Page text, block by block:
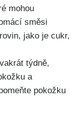
mohou
směsi
jako je cukr,
týdně,
a⁤
pokožku